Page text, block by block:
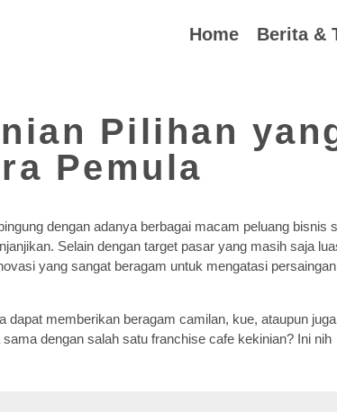
Home Berita &
Pilihan
Pemula
dengan adanya berbagai macam peluang bisnis
Selain dengan target pasar yang masih saja
yang sangat beragam untuk mengatasi persaingan
memberikan beragam camilan, kue, ataupun juga
dengan salah satu franchise cafe kekinian? Ini nih